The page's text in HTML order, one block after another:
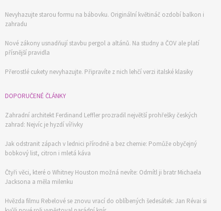
Nevyhazujte starou formu na bábovku. Originální květináč ozdobí balkon i
zahradu
Nové zákony usnadňují stavbu pergol a altánů. Na studny a ČOV ale platí
přísnější pravidla
Přerostlé cukety nevyhazujte. Připravíte z nich lehčí verzi italské klasiky
DOPORUČENÉ ČLÁNKY
Zahradní architekt Ferdinand Leffler prozradil největší prohřešky českých
zahrad: Nejvíc je hyzdí vířivky
Jak odstranit zápach v lednici přírodně a bez chemie: Pomůže obyčejný
bobkový list, citron i mletá káva
Čtyři věci, které o Whitney Houston možná nevíte: Odmítl ji bratr Michaela
Jacksona a měla milenku
Hvězda filmu Rebelové se znovu vrací do oblíbených šedesátek: Jan Révai si